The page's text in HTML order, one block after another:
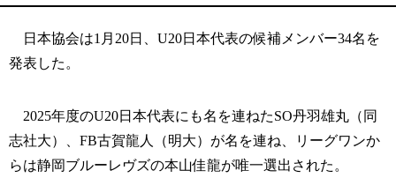
日本協会は1月20日、U20日本代表の候補メンバー34名を
発表した。
2025年度のU20日本代表にも名を連ねたSO丹羽雄丸（同
志社大）、FB古賀龍人（明大）が名を連ね、リーグワンか
らは静岡ブルーレヴズの本山佳龍が唯一選出された。